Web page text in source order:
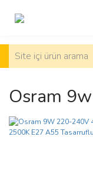
Osram